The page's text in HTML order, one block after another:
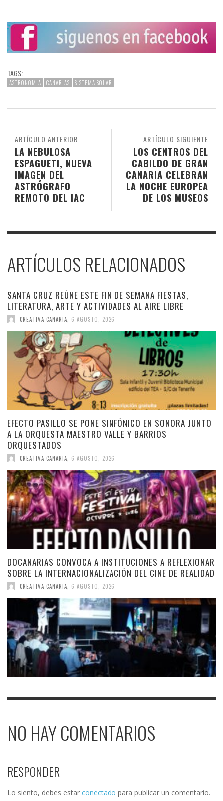
TAGS:
ASTRONOMIA CANARIAS SISTEMA SOLAR
ARTÍCULO SIGUIENTE
LOS CENTROS DEL
CABILDO DE GRAN
CANARIA CELEBRAN
LA NOCHE EUROPEA
DE LOS MUSEOS
ARTÍCULO ANTERIOR
LA NEBULOSA
ESPAGUETI, NUEVA
IMAGEN DEL
ASTRÓGRAFO
REMOTO DEL IAC
ARTÍCULOS RELACIONADOS
SANTA CRUZ REÚNE ESTE FIN DE SEMANA FIESTAS,
LITERATURA, ARTE Y ACTIVIDADES AL AIRE LIBRE
CREATIVA CANARIA 6 AGOSTO, 2026
EFECTO PASILLO SE PONE SINFÓNICO EN SONORA JUNTO
A LA ORQUESTA MAESTRO VALLE Y BARRIOS
ORQUESTADOS
CREATIVA CANARIA 6 AGOSTO, 2026
DOCANARIAS CONVOCA A INSTITUCIONES A REFLEXIONAR
SOBRE LA INTERNACIONALIZACIÓN DEL CINE DE REALIDAD
CREATIVA CANARIA 6 AGOSTO, 2026
NO HAY COMENTARIOS
RESPONDER
Lo siento, debes estar conectado para publicar un comentario.